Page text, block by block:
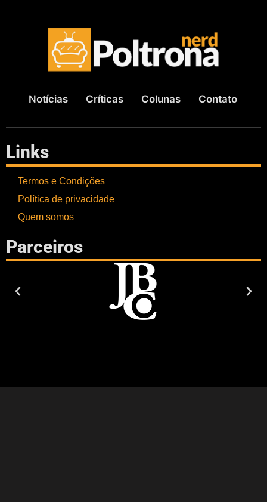
Notícias Críticas Colunas Contato
Links
Termos e Condições
Política de privacidade
Quem somos
Parceiros